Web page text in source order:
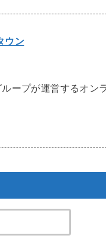
ウン
ープが運営するオン